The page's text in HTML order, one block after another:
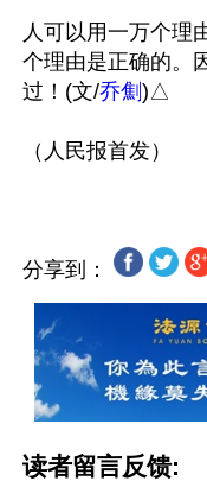
人可以用一万个理
个理由是正确的。
过！(文/乔劁)△
分享到：
读者留言反馈: